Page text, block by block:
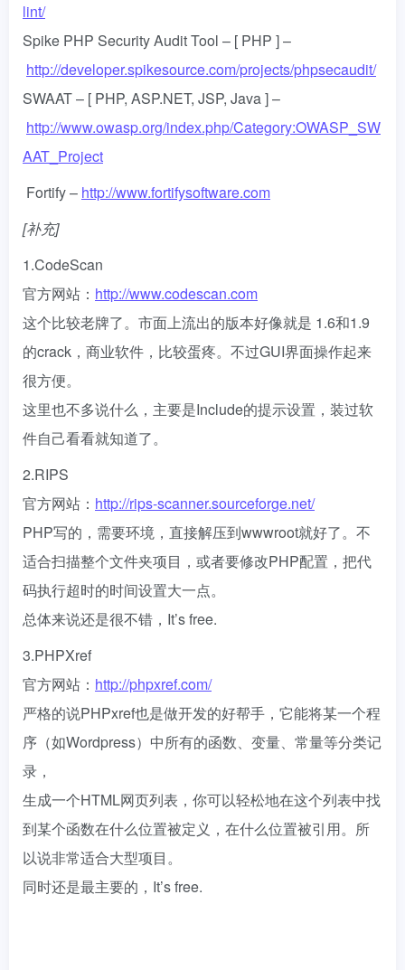
lint/
Spike PHP Security Audit Tool – [ PHP ] –
http://developer.spikesource.com/projects/phpsecaudit/
SWAAT – [ PHP, ASP.NET, JSP, Java ] –
http://www.owasp.org/index.php/Category:OWASP_SW
AAT_Project
Fortify – http://www.fortifysoftware.com
[补充]
1.CodeScan
官方网站： http://www.codescan.com
这个比较老牌了。市面上流出的版本好像就是 1.6和1.9
的crack，商业软件，比较蛋疼。不过GUI界面操作起来
很方便。
这里也不多说什么，主要是Include的提示设置，装过软
件自己看看就知道了。
2.RIPS
官方网站： http://rips-scanner.sourceforge.net/
PHP写的，需要环境，直接解压到wwwroot就好了。不
适合扫描整个文件夹项目，或者要修改PHP配置，把代
码执行超时的时间设置大一点。
总体来说还是很不错，It’s free.
3.PHPXref
官方网站： http://phpxref.com/
严格的说PHPxref也是做开发的好帮手，它能将某一个程
序（如Wordpress）中所有的函数、变量、常量等分类记
录，
生成一个HTML网页列表，你可以轻松地在这个列表中找
到某个函数在什么位置被定义，在什么位置被引用。所
以说非常适合大型项目。
同时还是最主要的，It’s free.